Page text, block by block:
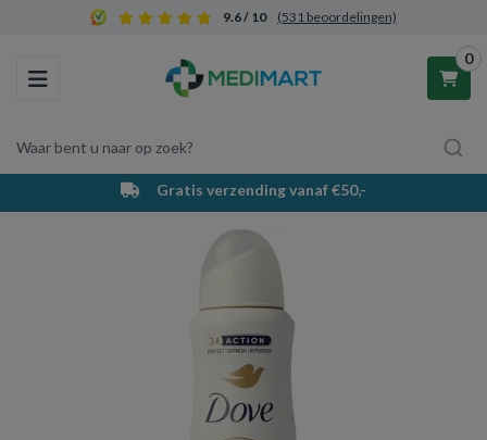
9.6 / 10 (531 beoordelingen)
Toggle navigation
Waar bent u naar op zoek?
0
Winkelwagen
Uw winkelwagen is leeg.
Vul hem met producten.
Gratis verzending vanaf €50,-